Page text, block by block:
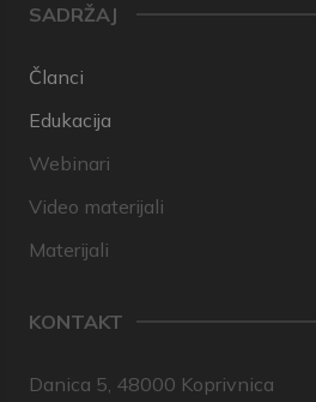
SADRŽAJ
Članci
Edukacija
Webinari
Video materijali
Materijali
KONTAKT
Danica 5, 48000 Koprivnica